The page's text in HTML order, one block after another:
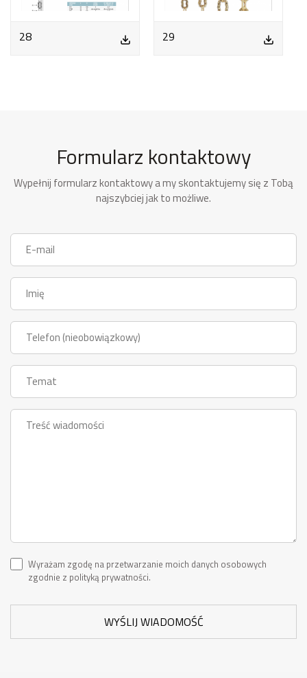
28 29
Formularz kontaktowy
Wypełnij formularz kontaktowy a my skontaktujemy się z Tobą
najszybciej jak to możliwe.
Wyrażam zgodę na przetwarzanie moich danych osobowych
zgodnie z polityką prywatności.
WYŚLIJ WIADOMOŚĆ